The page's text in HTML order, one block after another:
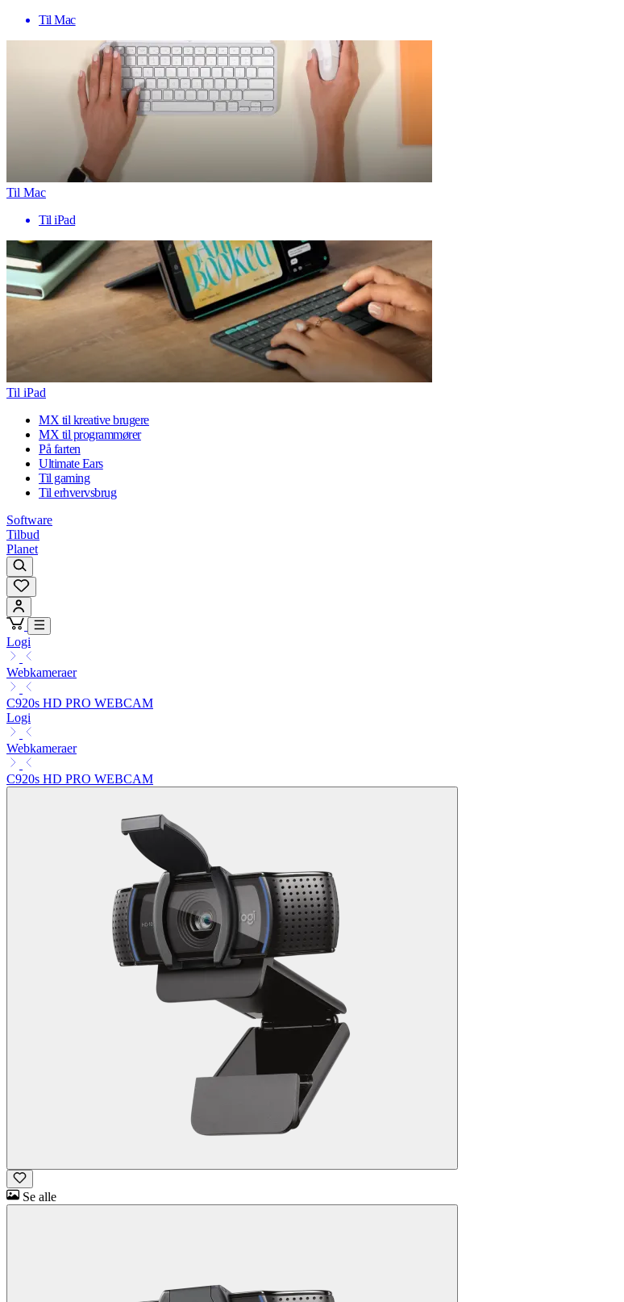
Til Mac
Til Mac
Til iPad
Til iPad
MX til kreative brugere
MX til programmører
På farten
Ultimate Ears
Til gaming
Til erhvervsbrug
Software
Tilbud
Planet
Logi
Webkameraer
C920s HD PRO WEBCAM
Logi
Webkameraer
C920s HD PRO WEBCAM
Se alle